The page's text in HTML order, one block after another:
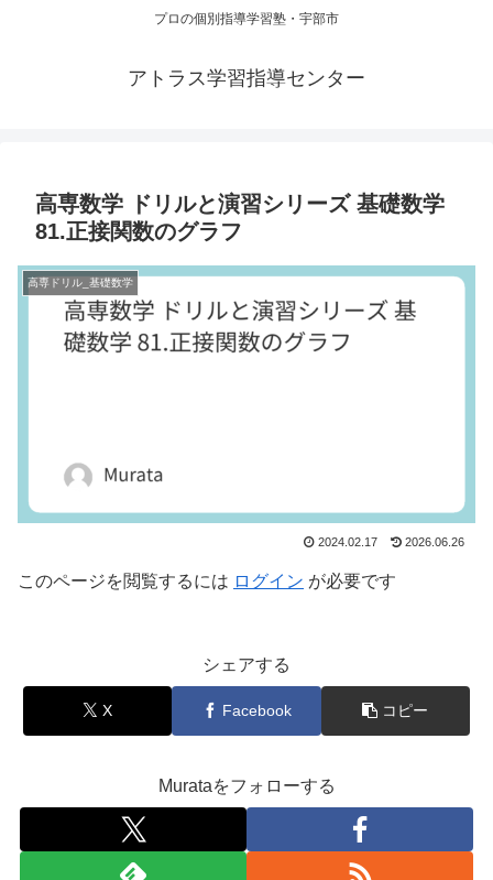
プロの個別指導学習塾・宇部市
アトラス学習指導センター
高専数学 ドリルと演習シリーズ 基礎数学
81.正接関数のグラフ
高専ドリル_基礎数学
2024.02.17 2026.06.26
このページを閲覧するには ログイン が必要です
シェアする
X Facebook コピー
Murataをフォローする